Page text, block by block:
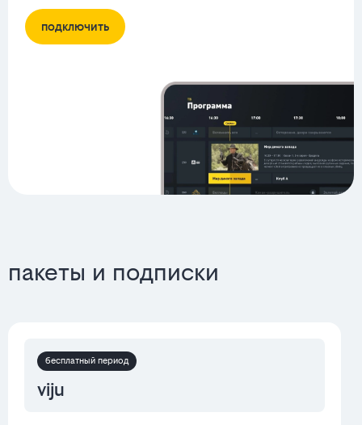
подключить
пакеты и подписки
бесплатный период
viju